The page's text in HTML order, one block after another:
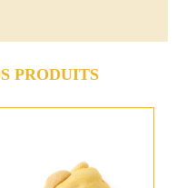
PRODUITS